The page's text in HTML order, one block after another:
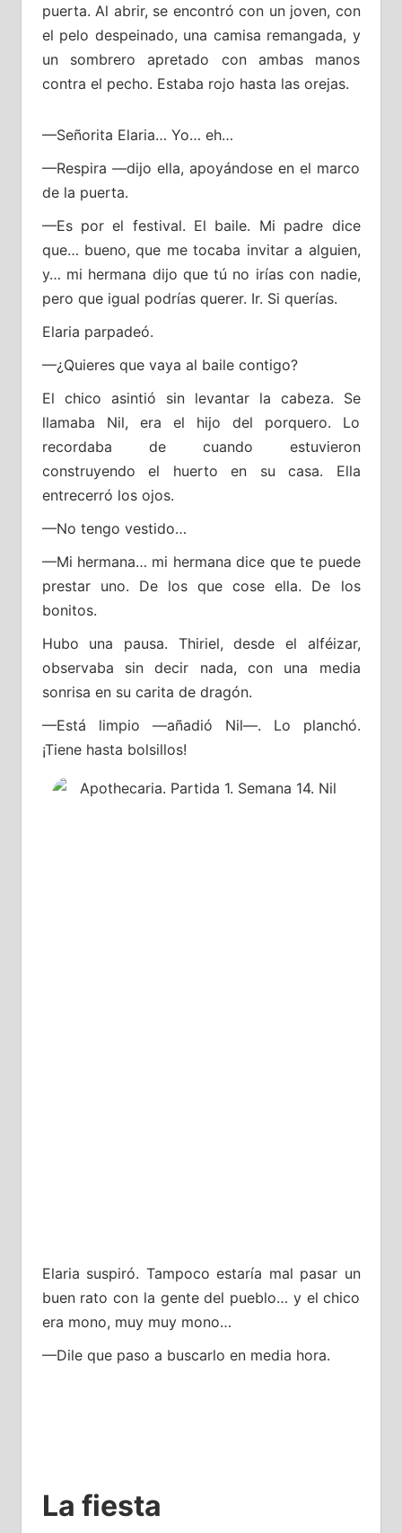
puerta. Al abrir, se encontró con un joven, con
el pelo despeinado, una camisa remangada, y
un sombrero apretado con ambas manos
contra el pecho. Estaba rojo hasta las orejas.
—Señorita Elaria… Yo… eh…
—Respira —dijo ella, apoyándose en el marco
de la puerta.
—Es por el festival. El baile. Mi padre dice
que… bueno, que me tocaba invitar a alguien,
y… mi hermana dijo que tú no irías con nadie,
pero que igual podrías querer. Ir. Si querías.
Elaria parpadeó.
—¿Quieres que vaya al baile contigo?
El chico asintió sin levantar la cabeza. Se
llamaba Nil, era el hijo del porquero. Lo
recordaba de cuando estuvieron
construyendo el huerto en su casa. Ella
entrecerró los ojos.
—No tengo vestido…
—Mi hermana… mi hermana dice que te puede
prestar uno. De los que cose ella. De los
bonitos.
Hubo una pausa. Thiriel, desde el alféizar,
observaba sin decir nada, con una media
sonrisa en su carita de dragón.
—Está limpio —añadió Nil—. Lo planchó.
¡Tiene hasta bolsillos!
Elaria suspiró. Tampoco estaría mal pasar un
buen rato con la gente del pueblo… y el chico
era mono, muy muy mono…
—Dile que paso a buscarlo en media hora.
La fiesta